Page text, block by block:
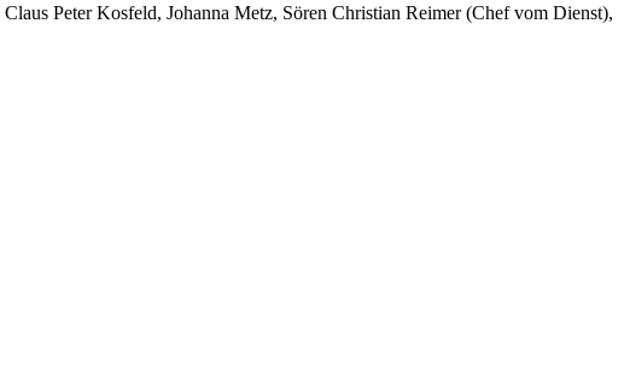
Claus Peter Kosfeld, Johanna Metz, Sören Christian Reimer (Chef vom Dienst),